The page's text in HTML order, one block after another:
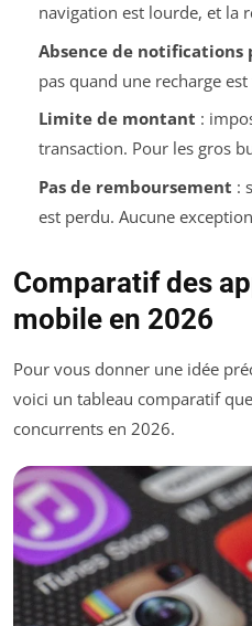
navigation est lourde, et la
Absence de notifications
pas quand une recharge
Limite de montant :
transaction. Pour les gros
Pas de remboursement :
est perdu. Aucune
Comparatif des
mobile en 2026
Pour vous donner une idée
voici un tableau comparatif
concurrents en 2026.